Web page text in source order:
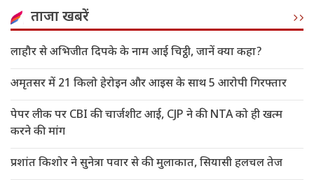
ताजा खबरें
लाहौर से अभिजीत दिपके के नाम आई चिट्ठी, जानें क्या कहा?
अमृतसर में 21 किलो हेरोइन और आइस के साथ 5 आरोपी गिरफ्तार
पेपर लीक पर CBI की चार्जशीट आई, CJP ने की NTA को ही खत्म
करने की मांग
प्रशांत किशोर ने सुनेत्रा पवार से की मुलाकात, सियासी हलचल तेज